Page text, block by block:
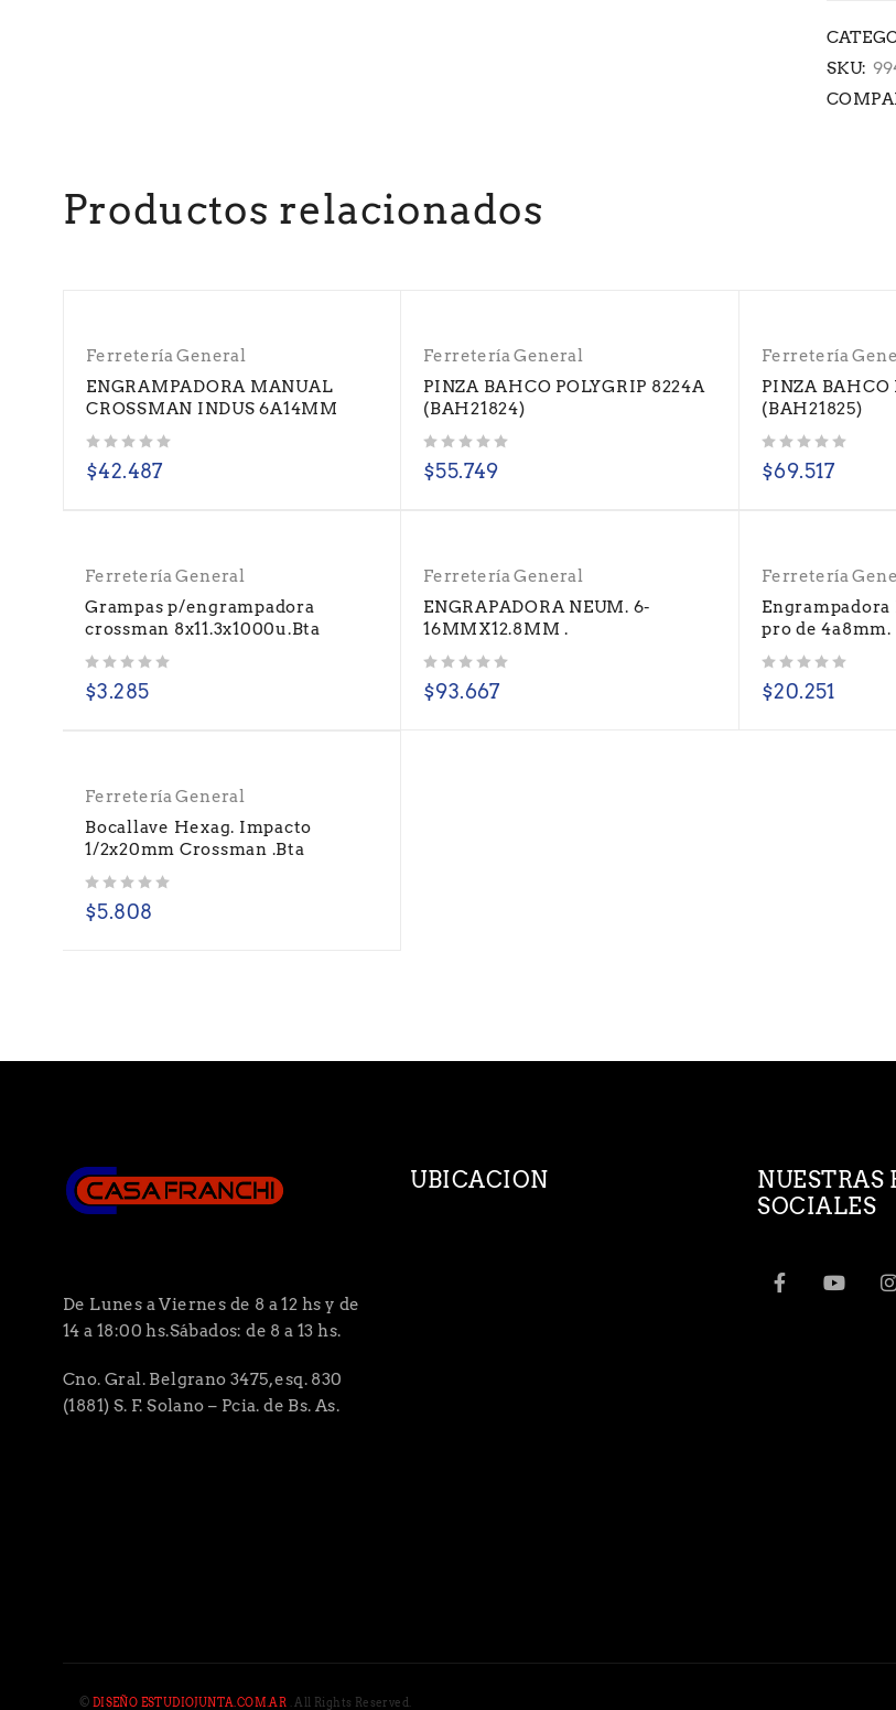
SKU:
Productos relacionados
Ferretería General
ENGRAMPADORA MANUAL
CROSSMAN INDUS 6A14MM
$42.487
Ferretería General
PINZA BAHCO POLYGRIP 8224A
(BAH21824)
$55.749
Ferretería
PINZA BAHCO
(BAH21825)
$69.517
Ferretería General
Grampas p/engrampadora
crossman 8x11.3x1000u.Bta
$3.285
Ferretería General
ENGRAPADORA NEUM. 6-
16MMX12.8MM .
$93.667
Ferretería
pro de 4a8mm.
$20.251
Ferretería General
Bocallave Hexag. Impacto
1/2x20mm Crossman .Bta
$5.808
De Lunes a Viernes de 8 a 12 hs y de
14 a 18:00 hs.Sábados: de 8 a 13 hs.
Cno. Gral. Belgrano 3475, esq. 830
(1881) S. F. Solano – Pcia. de Bs. As.
UBICACION
NUESTRAS
SOCIALES
© DISEÑO ESTUDIOJUNTA.COM.AR . All Rights Reserved.